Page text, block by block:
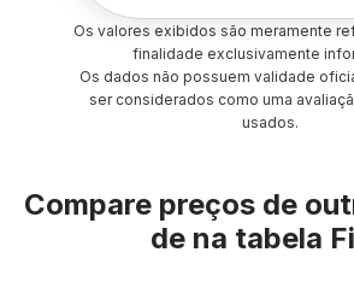
Os valores exibidos são meramente
finalidade exclusivamente
Os dados não possuem validade
ser considerados como uma
usados.
Compare preços de
de na tabela